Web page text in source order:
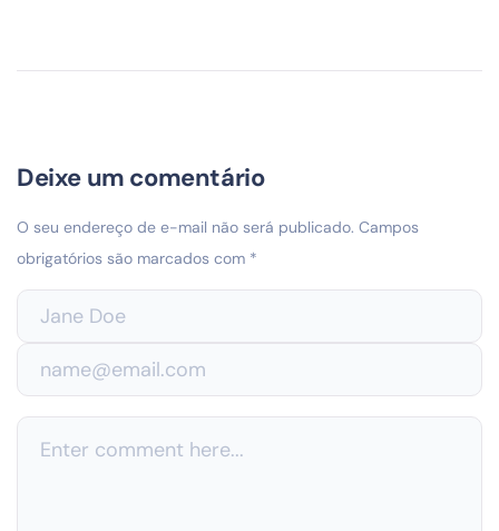
Deixe um comentário
O seu endereço de e-mail não será publicado. Campos
obrigatórios são marcados com *